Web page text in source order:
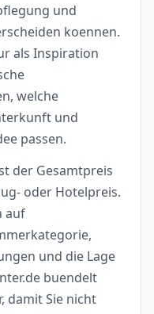
und
koennen.
als Inspiration
welche
und
passen.
der Gesamtpreis
oder Hotelpreis.
auf
und die Lage
buendelt
damit Sie nicht